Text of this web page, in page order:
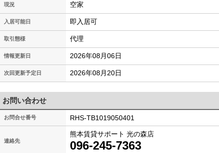
現況 空家
入居可能日 即入居可
取引態様 代理
情報更新日 2026年08月06日
次回更新予定日 2026年08月20日
お問い合わせ
お問合せ番号 RHS-TB1019050401
連絡先
熊本賃貸サポート 光の森店
096-245-7363